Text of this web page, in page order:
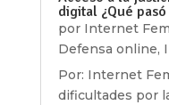
digital ¿Qué
por Internet
Defensa online,
Por: Internet
dificultades por